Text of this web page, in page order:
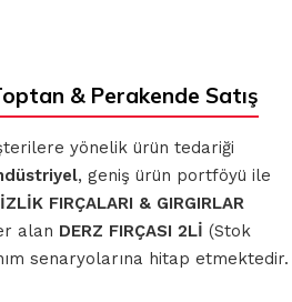
& Perakende Satış
yönelik ürün tedariği
, geniş ürün portföyü ile
FIRÇALARI & GIRGIRLAR
alan DERZ FIRÇASI 2Lİ (Stok
senaryolarına hitap etmektedir.